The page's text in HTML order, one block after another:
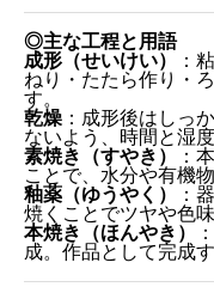
◎主な工程と用語
成形（せいけい）
：
ねり・たたら作り・
す。
乾燥 ：成形後はしっ
ないよう、時間と湿
素焼き（すやき）
：
ことで、水分や有機
釉薬（ゆうやく）
：
焼くことでツヤや色味
本焼き（ほんやき）
成。作品として完成